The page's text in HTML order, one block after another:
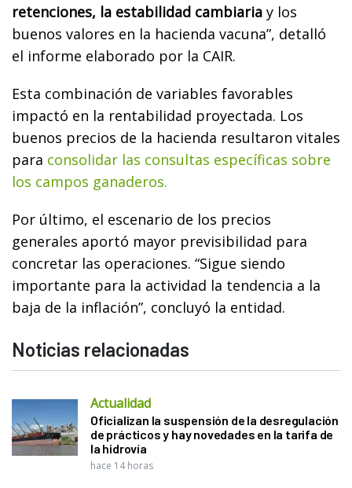
retenciones, la estabilidad cambiaria y los
buenos valores en la hacienda vacuna”, detalló
el informe elaborado por la CAIR.
Esta combinación de variables favorables
impactó en la rentabilidad proyectada. Los
buenos precios de la hacienda resultaron vitales
para consolidar las consultas específicas sobre
los campos ganaderos.
Por último, el escenario de los precios
generales aportó mayor previsibilidad para
concretar las operaciones. “Sigue siendo
importante para la actividad la tendencia a la
baja de la inflación”, concluyó la entidad.
Noticias relacionadas
Actualidad
Oficializan la suspensión de la desregulación
de prácticos y hay novedades en la tarifa de
la hidrovía
hace 14 horas